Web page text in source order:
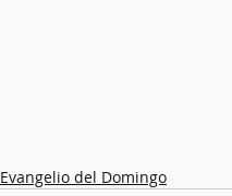
Evangelio del Domingo